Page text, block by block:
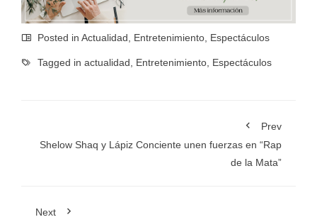
Posted in Actualidad Entretenimiento Espectáculos
Tagged in actualidad Entretenimiento Espectáculos
Prev
Shelow Shaq y Lápiz Conciente unen fuerzas en “Rap
de la Mata”
Next